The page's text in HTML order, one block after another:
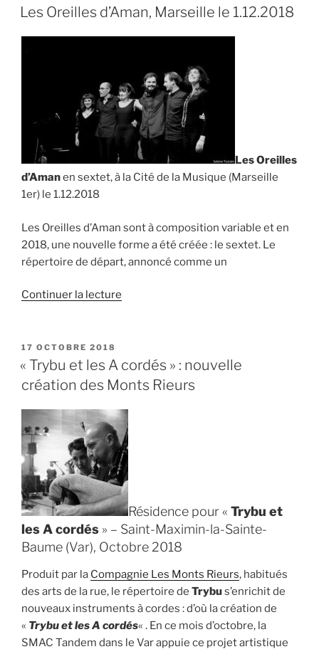
soutien
LE
Les Oreilles d’Aman, Marseille le 1.12.2018
Les Oreilles
d’Amanen sextet, à la Cité de la Musique (Marseille
1er) le 1.12.2018
Les Oreilles d’Aman sont à composition variable et en
2018, une nouvelle forme a été créée : le sextet. Le
répertoire de départ, annoncé comme un
Continuer la lecture
Marseille
le
PUBLIÉ
LE
17 OCTOBRE 2018
« Trybu et les A cordés » : nouvelle
création des Monts Rieurs
Résidence pour « Trybu et
les A cordés » – Saint-Maximin-la-Sainte-
Baume (Var), Octobre 2018
Produit par la Compagnie Les Monts Rieurs, habitués
des arts de la rue, le répertoire de Trybus’enrichit de
nouveaux instruments à cordes : d’où la création de
« Trybu et les A cordés« . En ce mois d’octobre, la
SMAC Tandem dans le Var appuie ce projet artistique